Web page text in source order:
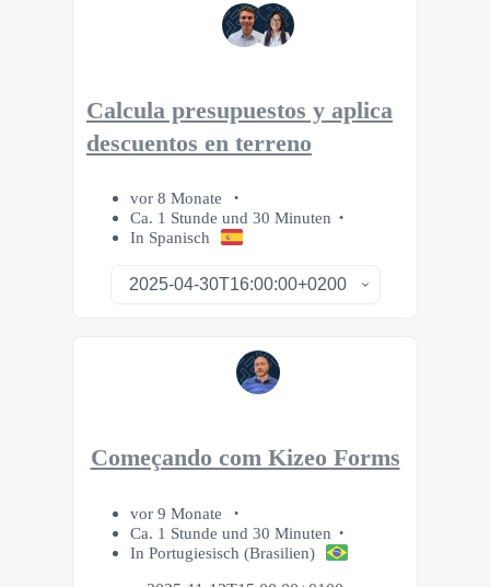
Calcula presupuestos y aplica
descuentos en terreno
vor 8 Monate
Ca. 1 Stunde und 30 Minuten
In Spanisch
Começando com Kizeo Forms
vor 9 Monate
Ca. 1 Stunde und 30 Minuten
In Portugiesisch (Brasilien)